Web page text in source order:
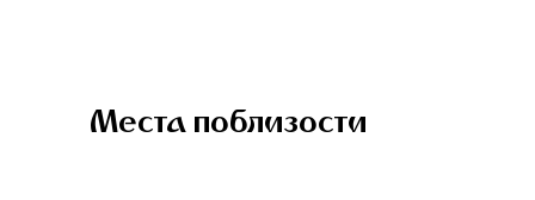
Места поблизости